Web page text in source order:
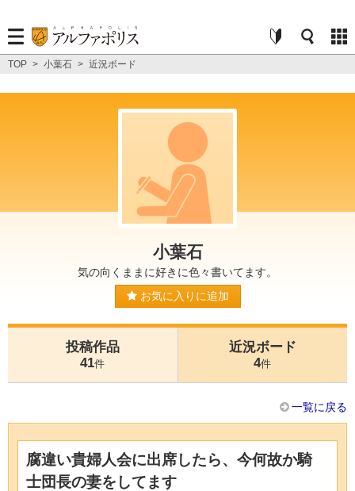
TOP > 小葉石 > 近況ボード
小葉石
気の向くままに好きに色々書いてます。
お気に入りに追加
投稿作品
41件
近況ボード
4件
一覧に戻る
腐違い貴婦人会に出席したら、今何故か騎
士団長の妻をしてます